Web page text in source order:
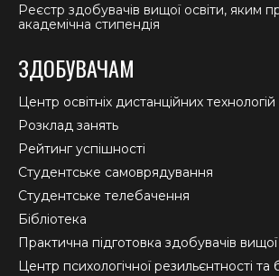
Реєстр здобувачів вищої освіти, яким
академічна стипендія
ЗДОБУВАЧАМ
Центр освітніх дистанційних технологій
Розклад занять
Рейтинг успішності
Студентське самоврядування
Студентське телебачення
Бібліотека
Практична підготовка здобувачів вищої
Центр психологічної резильєнтності та